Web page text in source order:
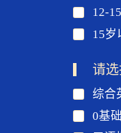
12-
15岁
请
综合
0基